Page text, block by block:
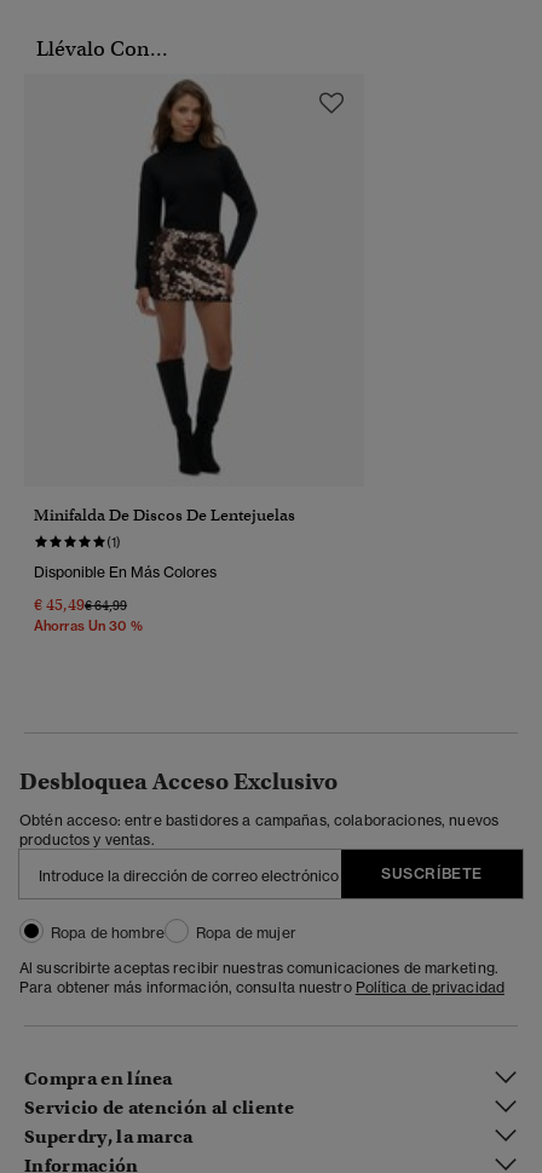
Llévalo Con...
Minifalda De Discos De Lentejuelas
(1)
Disponible En Más Colores
€ 45,49Precio Rebajado De
€ 64,99A
Ahorras Un 30 %
Desbloquea Acceso Exclusivo
Obtén acceso: entre bastidores a campañas, colaboraciones, nuevos
productos y ventas.
SUSCRÍBETE
Ropa de hombre
Ropa de mujer
Al suscribirte aceptas recibir nuestras comunicaciones de marketing.
Para obtener más información, consulta nuestro Política de privacidad
Compra en línea
Servicio de atención al cliente
Superdry, la marca
Información